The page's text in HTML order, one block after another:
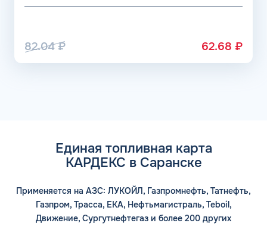
82.04₽ 62.68 ₽
Единая топливная карта
КАРДЕКС в Саранске
Применяется на АЗС: ЛУКОЙЛ, Газпромнефть, Татнефть,
Газпром, Трасса, ЕКА, Нефтьмагистраль, Teboil,
Движение, Сургутнефтегаз и более 200 других